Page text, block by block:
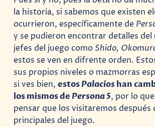
la historia, si sabemos que existen
ocurrieron, específicamente de
y se pudieron encontrar detalles del
jefes del juego como Shido,
estos se ven en difrente orden.
sus propios niveles o mazmorras
si ves bien,estosPalacioshan
los mismos de Persona 5, por lo
pensar que los visitaremos después
principales del juego.